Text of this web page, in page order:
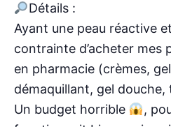
Détails :
Ayant une peau réactive
contrainte d’acheter mes
en pharmacie (crèmes,
démaquillant, gel
Un budget horrible
,